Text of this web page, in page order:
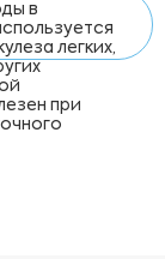
в
легких,
при